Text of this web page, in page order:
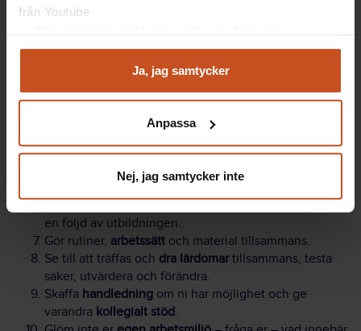
från Youtube
Analysera trafik för att kunna visa riktad information
Du kan när som helst återta ditt godkännande genom att
integritet@suntarbetsliv.se.
Ja, jag samtycker
Anpassa
Nej, jag samtycker inte
10 TIPS – så får ni ut mest av en
gemensam utbildning
verksamhetsnytta.
Satsa påförbättringsarbetedirekt kopplat till
Gå en utbildning som varvar
teori
uppgifter på hemmaplan.
Se till att allagår utbildningen samtidigt
medarbetare
en följd av utbildningen.
Gör rutiner, arbetssätt och material tillsammans.
Se till att träffas och dra lärdomartillsammans, testa
saker, utvärdera och förändra.
Skaffa handledning om ni har möjlighet och ge
varandra kollegialt stöd.